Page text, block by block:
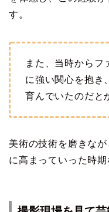
す。
また、当時からフ
に強い関心を抱き
育んでいたのだと
美術の技術を磨きな
に高まっていった時期